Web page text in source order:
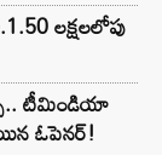
లక్షలలోపు
టీమిండియా
ఓపెనర్!